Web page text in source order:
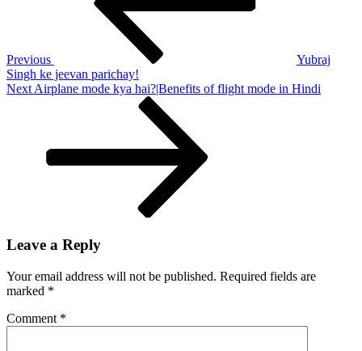
Hindi,
Previous
Yubraj
Singh ke jeevan parichay!
Next
NextAirplane mode kya hai?|Benefits of flight mode in Hindi
Leave a Reply
Your email address will not be published. Required fields are
marked *
Comment *